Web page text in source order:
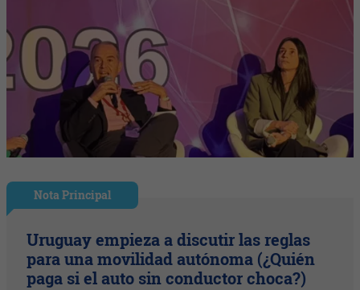
Nota Principal
Uruguay empieza a discutir las reglas
para una movilidad autónoma (¿Quién
paga si el auto sin conductor choca?)